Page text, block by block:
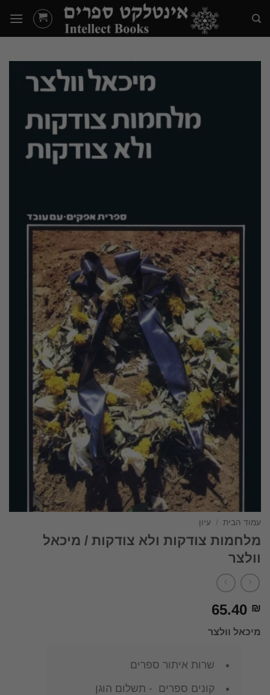
content
עמוד הבית / עיון
מלחמות צודקות ולא צודקות / מיכאל
וולצר
65.40 ₪
מיכאל וולצר
שרות איתור ספרים
קונים ספרים - תשלום הוגן